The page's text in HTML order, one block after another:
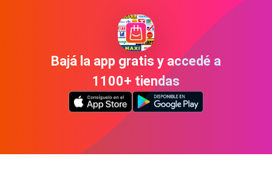
Bajá la app gratis y accedé a
1100+ tiendas